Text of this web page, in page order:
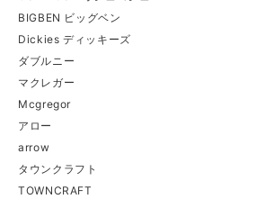
BIGBEN ビッグベン
Dickies ディッキーズ
ダブルニー
マクレガー
Mcgregor
アロー
arrow
タウンクラフト
TOWNCRAFT